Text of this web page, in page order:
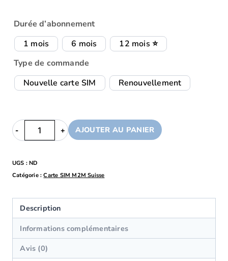
Durée d’abonnement
1 mois
6 mois
12 mois ⭐
Type de commande
Nouvelle carte SIM
Renouvellement
AJOUTER AU PANIER
UGS :ND
Catégorie :Carte SIM M2M Suisse
Description
Informations complémentaires
Avis (0)